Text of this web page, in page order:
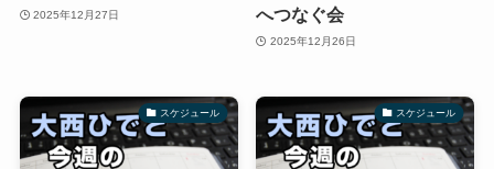
2025年12月27日
へつなぐ会
2025年12月26日
スケジュール スケジュール